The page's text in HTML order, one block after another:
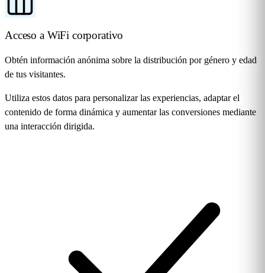
Acceso a WiFi corporativo
Obtén información anónima sobre la distribución por género y edad
de tus visitantes.
Utiliza estos datos para personalizar las experiencias, adaptar el
contenido de forma dinámica y aumentar las conversiones mediante
una interacción dirigida.